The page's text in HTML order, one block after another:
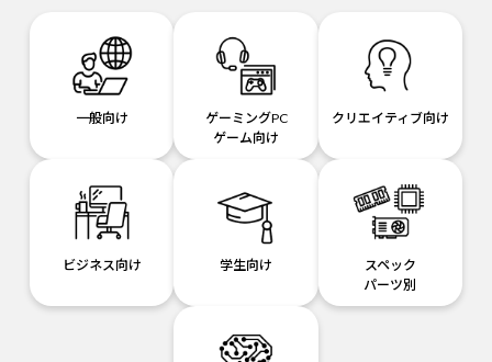
一般向け
ゲーミングPC
ゲーム向け
クリエイティブ向け
ビジネス向け 学生向け
スペック
パーツ別